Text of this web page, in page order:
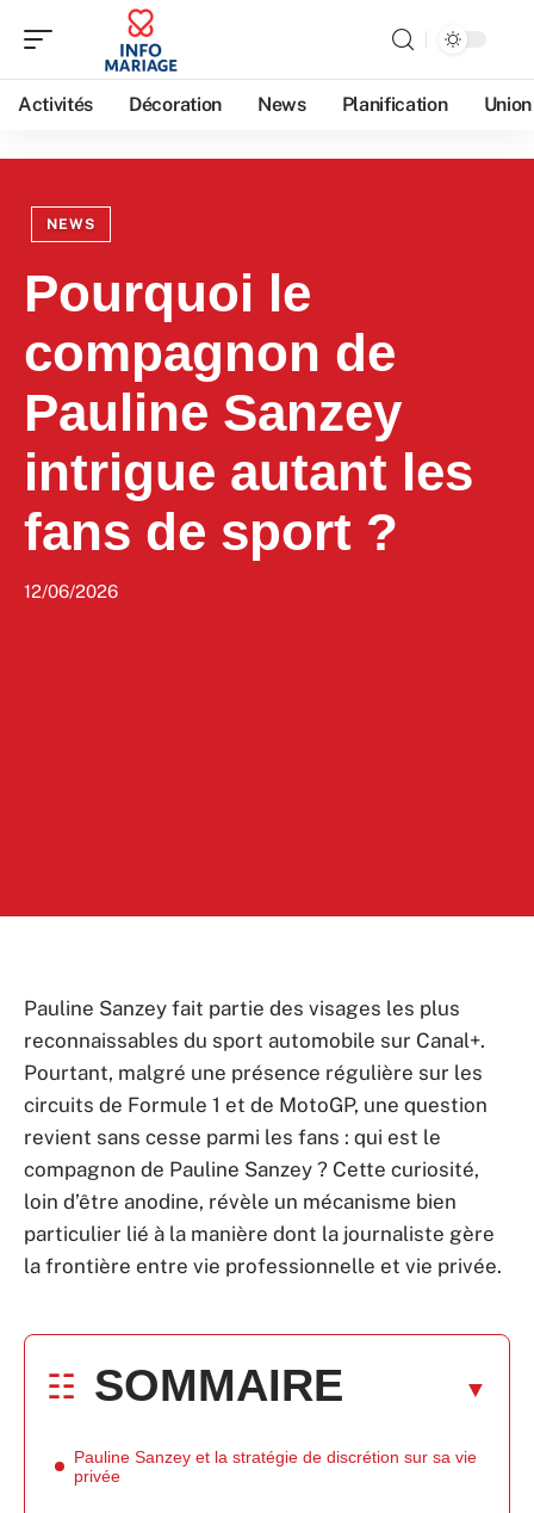
Activités Décoration News Planification Union
NEWS
Pourquoi le
compagnon de
Pauline Sanzey
intrigue autant les
fans de sport ?
12/06/2026
Pauline Sanzey fait partie des visages les plus
reconnaissables du sport automobile sur Canal+.
Pourtant, malgré une présence régulière sur les
circuits de Formule 1 et de MotoGP, une question
revient sans cesse parmi les fans : qui est le
compagnon de Pauline Sanzey ? Cette curiosité,
loin d’être anodine, révèle un mécanisme bien
particulier lié à la manière dont la journaliste gère
la frontière entre vie professionnelle et vie privée.
SOMMAIRE
Pauline Sanzey et la stratégie de discrétion sur sa vie
privée